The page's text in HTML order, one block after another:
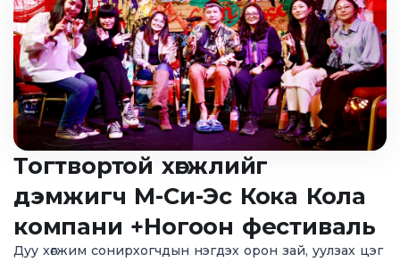
Тогтвортой хөгжлийг
дэмжигч М-Си-Эс Кока Кола
компани +Ногоон фестиваль
Дуу хөгжим сонирхогчдын нэгдэх орон зай, уулзах цэг